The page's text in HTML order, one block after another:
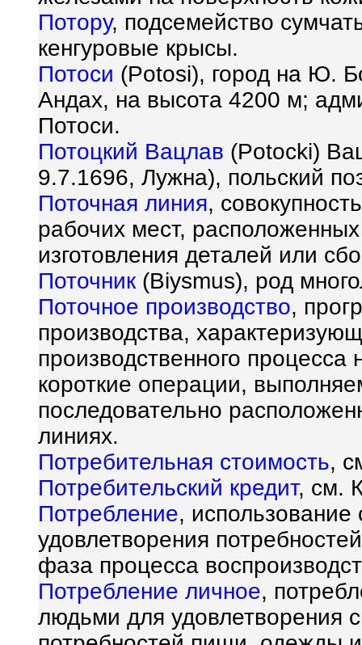
Потору, подсемейство
кенгуровые крысы.
Потоси (Potosi), город на Ю.
Андах, на высота 4200 м;
Потоси.
Потоцкий Вацлав (Potocki)
9.7.1696, Лужна), польский
Поточная линия,
рабочих мест,
изготовления деталей или
Поточник (Biysmus), род
Поточное производство,
производства,
производственного
короткие операции,
последовательно
линиях.
Потребительная стоимость,
Потребительский кредит, см.
Потребление, использование
удовлетворения
фаза процесса
Потребление личное,
людьми для удовлетворения